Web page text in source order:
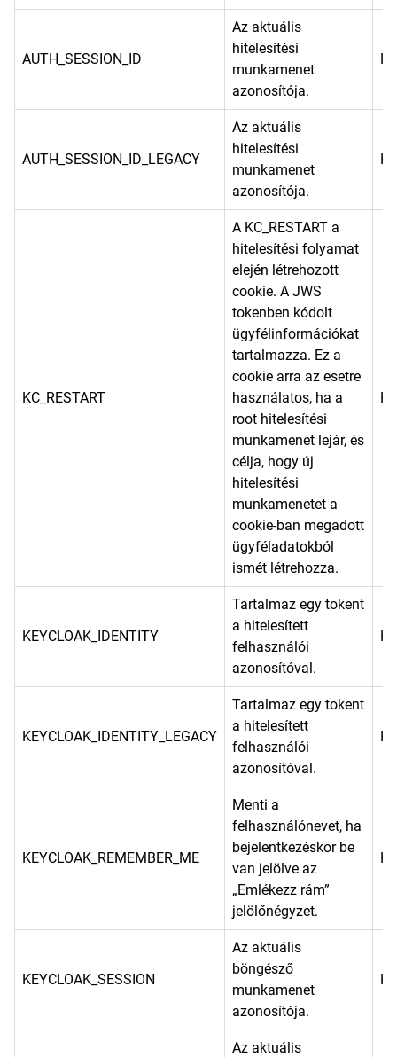
AUTH_SESSION_ID
Az aktuális
hitelesítési
munkamenet
azonosítója.
AUTH_SESSION_ID_LEGACY
Az aktuális
hitelesítési
munkamenet
azonosítója.
KC_RESTART
A KC_RESTART a
hitelesítési folyamat
elején létrehozott
cookie. A JWS
tokenben kódolt
ügyfélinformációkat
tartalmazza. Ez a
cookie arra az esetre
használatos, ha a
root hitelesítési
munkamenet lejár, és
célja, hogy új
hitelesítési
munkamenetet a
cookie-ban megadott
ügyféladatokból
ismét létrehozza.
KEYCLOAK_IDENTITY
Tartalmaz egy tokent
a hitelesített
felhasználói
azonosítóval.
KEYCLOAK_IDENTITY_LEGACY
Tartalmaz egy tokent
a hitelesített
felhasználói
azonosítóval.
KEYCLOAK_REMEMBER_ME
Menti a
felhasználónevet, ha
bejelentkezéskor be
van jelölve az
„Emlékezz rám”
jelölőnégyzet.
KEYCLOAK_SESSION
Az aktuális
böngésző
munkamenet
azonosítója.
Az aktuális